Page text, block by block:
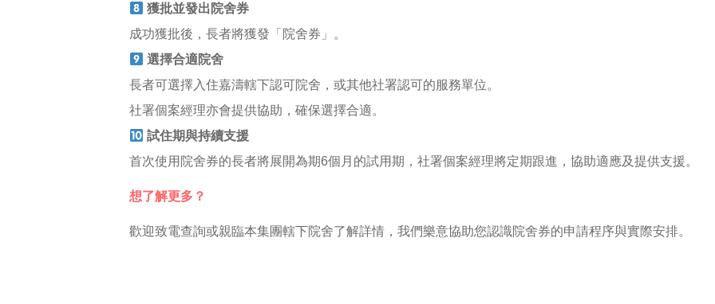
獲批並發出院舍券
成功獲批後，長者將獲發「院舍券」。
選擇合適院舍
長者可選擇入住嘉濤轄下認可院舍，或其他社署認可的服務單位。
社署個案經理亦會提供協助，確保選擇合適。
試住期與持續支援
首次使用院舍券的長者將展開為期6個月的試用期，社署個案經理將定期跟進，協助適應及提供支援。
想了解更多？
歡迎致電查詢或親臨本集團轄下院舍了解詳情，我們樂意協助您認識院舍券的申請程序與實際安排。